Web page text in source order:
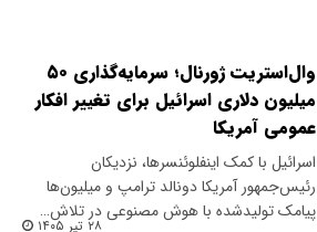
وال‌استریت ژورنال؛ سرمایه‌گذاری ۵۰
میلیون دلاری اسرائیل برای تغییر افکار
عمومی آمریکا
اسرائیل با کمک اینفلوئنسرها، نزدیکان
رئیس‌جمهور آمریکا دونالد ترامپ و میلیون‌ها
پیامک تولیدشده با هوش مصنوعی در تلاش…
۲۸ تیر ۱۴۰۵